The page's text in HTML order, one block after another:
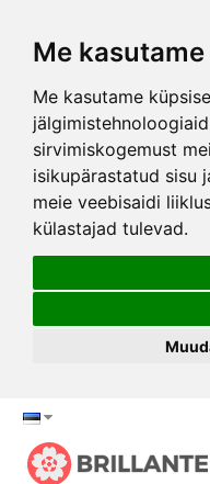
Me
Me kasutame
sirvimiskogemust
isikupärastatud sisu
meie veebisaidi
külastajad tulevad.